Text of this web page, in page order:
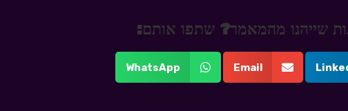
שייהנו מהמאמר? שתפו אותם:
Email
WhatsApp